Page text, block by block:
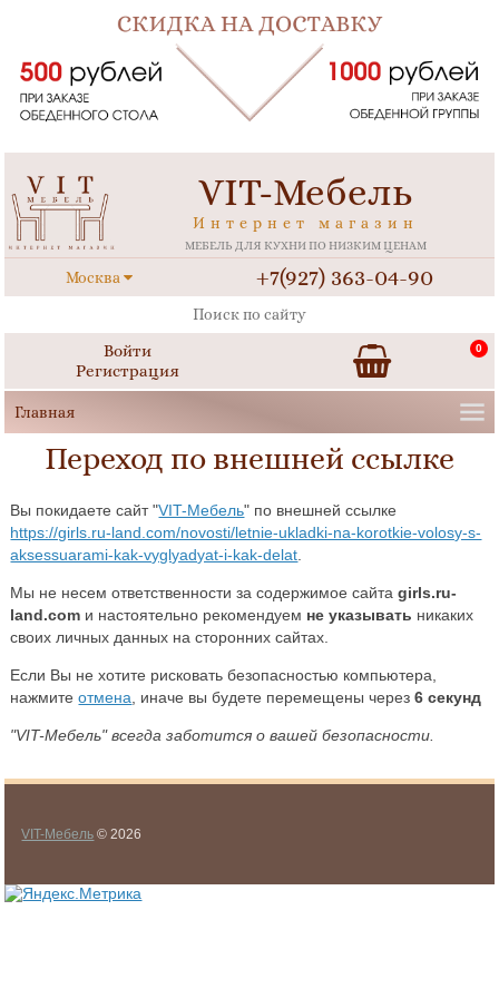
VIT-Мебель
Интернет магазин
МЕБЕЛЬ ДЛЯ КУХНИ ПО НИЗКИМ ЦЕНАМ
Москва +7(927) 363-04-90
Войти
Регистрация
0
Переход по внешней ссылке
Вы покидаете сайт "VIT-Мебель" по внешней ссылке
https://girls.ru-land.com/novosti/letnie-ukladki-na-korotkie-volosy-s-
aksessuarami-kak-vyglyadyat-i-kak-delat
Мы не несем ответственности за содержимое сайтаgirls.ru-
land.com и настоятельно рекомендуем не указывать никаких
своих личных данных на сторонних сайтах.
Если Вы не хотите рисковать безопасностью компьютера,
нажмитеотмена , иначе вы будете перемещены через6 секунд
"VIT-Мебель" всегда заботится о вашей безопасности.
VIT-Мебель © 2026